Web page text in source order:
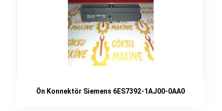
Ön Konnektör Siemens 6ES7392-1AJ00-0AA0